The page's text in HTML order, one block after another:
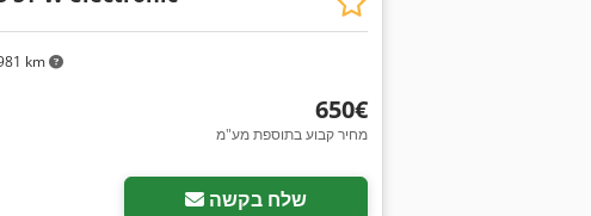
km
‏650 ‏€
מחיר קבוע בתוספת מע"מ
שלח בקשה